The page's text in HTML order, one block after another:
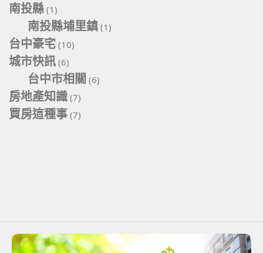
南投縣 (1)
南投縣埔里鎮 (1)
台中豪宅 (10)
城市快訊 (6)
台中市相關 (6)
房地產知識 (7)
買房這種事 (7)